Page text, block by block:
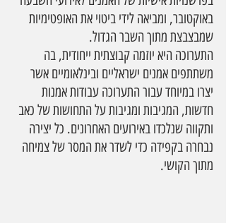
באוקטובר, ומביאה לידי ביטוי את האופטימיות
שמבצבצת מתוך השבר הגדול.
התערוכה היא יוזמה קבוצתית ייחודית, בה
משתתפים אמנים ישראליים ובינלאומיים אשר
יצרו במיוחד עבור התערוכה עבודות אמנות
חדשות, המגיבות ומגיבות על התחושות של כאב
ותקווה שנלכדו באירועים האחרונים. כל יצירה
נבחרה בקפידה כדי לשדר את המסר של צמיחה
מתוך הקושי.